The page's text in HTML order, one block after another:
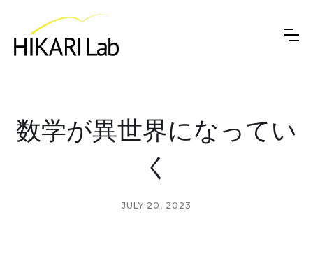
数学が異世界になってい
く
JULY 20, 2023